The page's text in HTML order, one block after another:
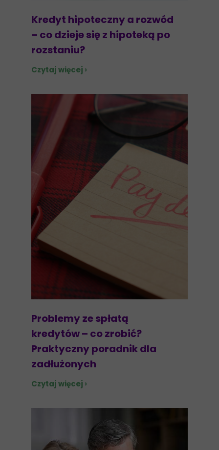
Kredyt hipoteczny a rozwód
– co dzieje się z hipoteką po
rozstaniu?
Czytaj więcej ›
Problemy ze spłatą
kredytów – co zrobić?
Praktyczny poradnik dla
zadłużonych
Czytaj więcej ›